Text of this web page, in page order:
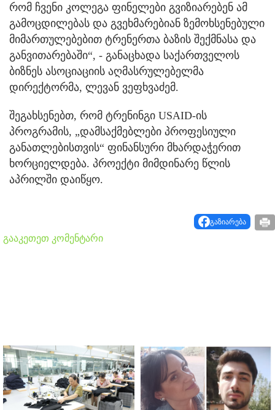
რომ ჩვენი კოლეგა ფინელები გვიზიარებენ ამ
გამოცდილებას და გვეხმარებიან ზემოხსენებული
მიმართულებებით ტრენერთა ბაზის შექმნასა და
განვითარებაში“, - განაცხადა საქართველოს
ბიზნეს ასოციაციის აღმასრულებელმა
დირექტორმა, ლევან ვეფხვაძემ.
შეგახსენებთ, რომ ტრენინგი USAID-ის
პროგრამის, „დამსაქმებლები პროფესიული
განათლებისთვის“ ფინანსური მხარდაჭერით
ხორციელდება. პროექტი მიმდინარე წლის
აპრილში დაიწყო.
გაზიარება
გააკეთეთ კომენტარი